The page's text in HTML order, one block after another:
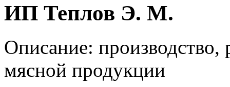
ИП Теплов Э. М.
Описание: производство,
мясной продукции